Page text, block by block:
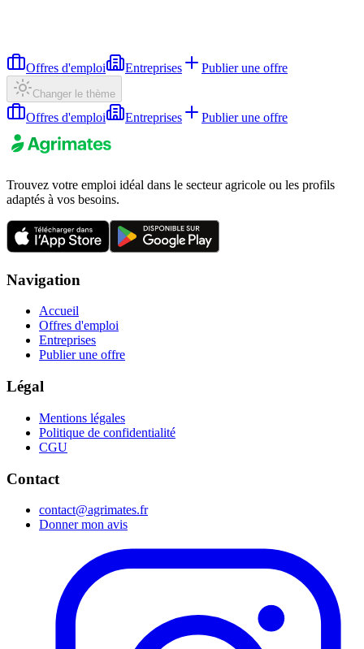
Offres d'emploi Entreprises Publier une offre
Changer le thème
Offres d'emploi Entreprises Publier une offre
Trouvez votre emploi idéal dans le secteur agricole ou les profils
adaptés à vos besoins.
Navigation
Accueil
Offres d'emploi
Entreprises
Publier une offre
Légal
Mentions légales
Politique de confidentialité
CGU
Contact
contact@agrimates.fr
Donner mon avis